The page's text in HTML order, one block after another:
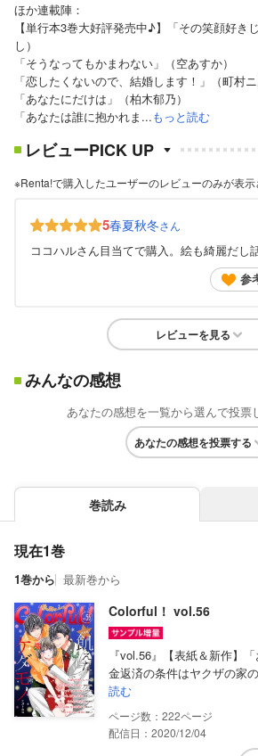
ほか連載陣：
【単行本3巻大好評発売中♪】「その笑顔好き
し）
「そうなってもかまわない」（空あすか）
「恋したくないので、結婚します！」（町村ニ
「あなたにだけは」（柏木郁乃）
「あなたは誰に抱かれま...もっと読む
レビューPICK UP
※Renta!で購入したユーザーのレビューのみが表
5春夏秋冬さん
ココハルさん目当てで購入。絵も綺麗だし
参
レビューを見る
みんなの感想
あなたの感想を一覧から選んで投票
あなたの感想を投票する
巻読み
現在1巻
1巻から 最新巻から
Colorful！ vol.56
『vol.56』【表紙＆新作】
金返済の条件はヤクザの家
読む
222
配信日：2020/12/04